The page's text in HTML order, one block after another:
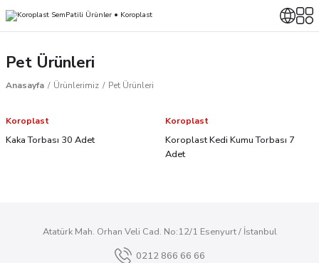
Pet Ürünleri
Anasayfa Ürünlerimiz Pet Ürünleri
Koroplast
Kaka Torbası 30 Adet
Koroplast
Koroplast Kedi Kumu Torbası 7
Adet
Atatürk Mah. Orhan Veli Cad. No:12/1 Esenyurt / İstanbul
0212 866 66 66